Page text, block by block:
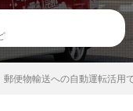
郵便物輸送への自動運転活用